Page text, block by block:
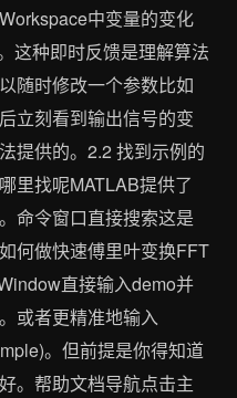
中变量的变化
这种即时反馈是理解算法
随时修改一个参数比如
立刻看到输出信号的变
提供的。2.2 找到示例的
里找呢MATLAB提供了
命令窗口直接搜索这是
何做快速傅里叶变换FFT
直接输入demo并
或者更精准地输入
。但前提是你得知道
。帮助文档导航点击主